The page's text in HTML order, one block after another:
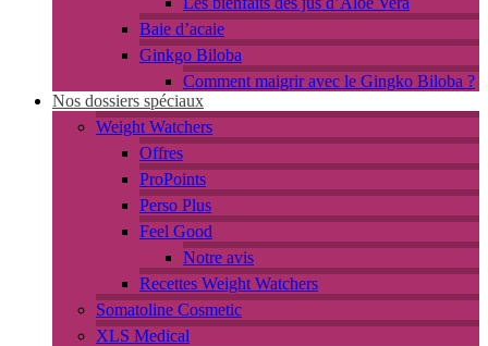
Baie d’acaie
Ginkgo Biloba
Comment maigrir avec le Gingko Biloba ?
Nos dossiers spéciaux
Weight Watchers
Offres
ProPoints
Perso Plus
Feel Good
Notre avis
Recettes Weight Watchers
Somatoline Cosmetic
XLS Medical